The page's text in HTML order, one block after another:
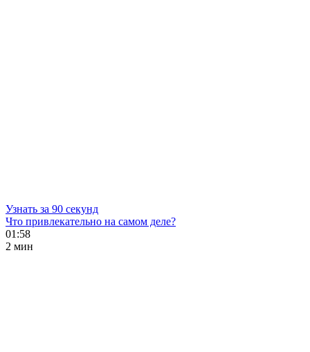
Узнать за 90 секунд
Что привлекательно на самом деле?
01:58
2 мин